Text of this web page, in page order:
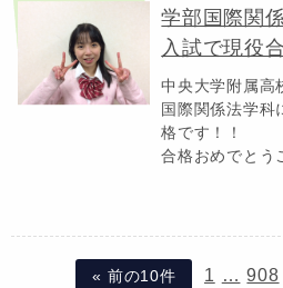
学部国際関
入試で現役
中央大学附属高
国際関係法学科
格です！！
合格おめでとう
« 前の10件 1 … 908